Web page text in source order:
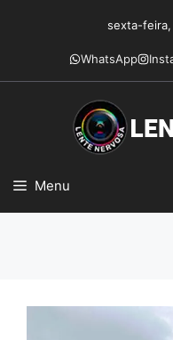
conteúdo
sexta-
WhatsApp
Menu